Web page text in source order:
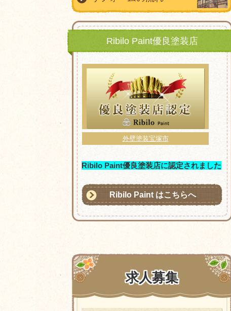
Ribilo Paint優良塗装店
外壁塗装宝塚市
Ribilo Paint優良塗装店に認定されました
Ribilo Paint はこちらへ
求人募集